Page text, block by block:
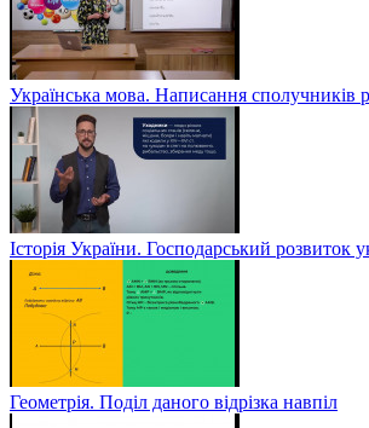
Українська мова. Написання сполучників
Історія України. Господарський розвиток
Геометрія. Поділ даного відрізка навпіл